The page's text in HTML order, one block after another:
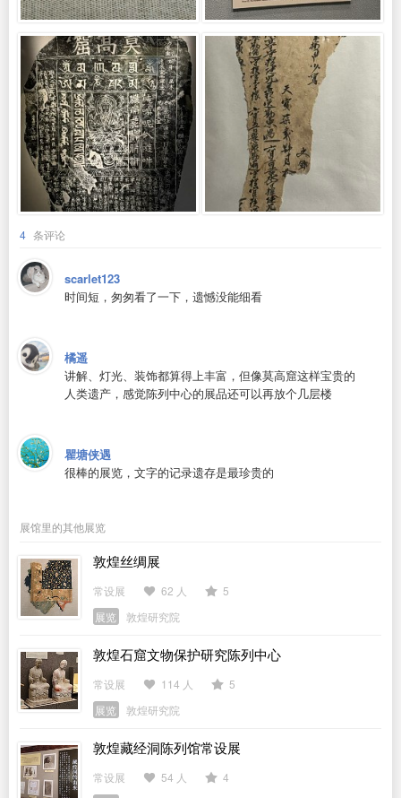
4 条评论
scarlet123
时间短，匆匆看了一下，遗憾没能细看
橘遥
讲解、灯光、装饰都算得上丰富，但像莫高窟这样宝贵的
人类遗产，感觉陈列中心的展品还可以再放个几层楼
瞿塘侠遇
很棒的展览，文字的记录遗存是最珍贵的
展馆里的其他展览
敦煌丝绸展
常设展 62 人
5
展览
敦煌研究院
敦煌石窟文物保护研究陈列中心
常设展 114 人
5
展览
敦煌研究院
敦煌藏经洞陈列馆常设展
常设展 54 人
4